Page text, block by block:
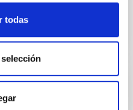
todas
Astronomy